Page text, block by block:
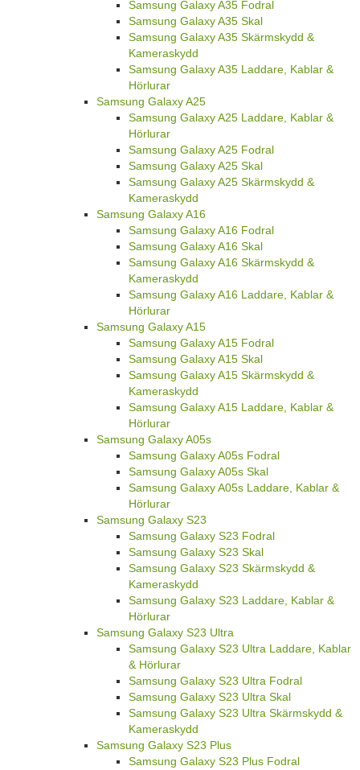
Samsung Galaxy A35 Fodral
Samsung Galaxy A35 Skal
Samsung Galaxy A35 Skärmskydd &
Kameraskydd
Samsung Galaxy A35 Laddare, Kablar &
Hörlurar
Samsung Galaxy A25
Samsung Galaxy A25 Laddare, Kablar &
Hörlurar
Samsung Galaxy A25 Fodral
Samsung Galaxy A25 Skal
Samsung Galaxy A25 Skärmskydd &
Kameraskydd
Samsung Galaxy A16
Samsung Galaxy A16 Fodral
Samsung Galaxy A16 Skal
Samsung Galaxy A16 Skärmskydd &
Kameraskydd
Samsung Galaxy A16 Laddare, Kablar &
Hörlurar
Samsung Galaxy A15
Samsung Galaxy A15 Fodral
Samsung Galaxy A15 Skal
Samsung Galaxy A15 Skärmskydd &
Kameraskydd
Samsung Galaxy A15 Laddare, Kablar &
Hörlurar
Samsung Galaxy A05s
Samsung Galaxy A05s Fodral
Samsung Galaxy A05s Skal
Samsung Galaxy A05s Laddare, Kablar &
Hörlurar
Samsung Galaxy S23
Samsung Galaxy S23 Fodral
Samsung Galaxy S23 Skal
Samsung Galaxy S23 Skärmskydd &
Kameraskydd
Samsung Galaxy S23 Laddare, Kablar &
Hörlurar
Samsung Galaxy S23 Ultra
Samsung Galaxy S23 Ultra Laddare, Kablar
& Hörlurar
Samsung Galaxy S23 Ultra Fodral
Samsung Galaxy S23 Ultra Skal
Samsung Galaxy S23 Ultra Skärmskydd &
Kameraskydd
Samsung Galaxy S23 Plus
Samsung Galaxy S23 Plus Fodral